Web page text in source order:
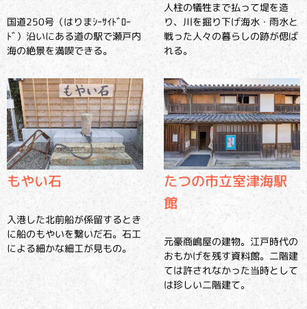
国道250号（はりまｼｰｻｲﾄﾞﾛｰ
ﾄﾞ）沿いにある道の駅で瀬戸内
海の絶景を満喫できる。
人柱の犠牲まで払って堤を造
り、川を掘り下げ海水・雨水と
戦った人々の暮らしの跡が偲ば
れる。
もやい石
入港した北前船が係留するとき
に船のもやいを繋いだ石。石工
による細かな細工が見もの。
たつの市立室津海駅
館
元豪商嶋屋の建物。江戸時代の
おもかげを残す資料館。二階建
ては許されなかった当時として
は珍しい二階建て。